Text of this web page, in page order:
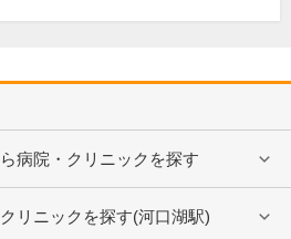
病院・クリニックを探す
リニックを探す(河口湖駅)